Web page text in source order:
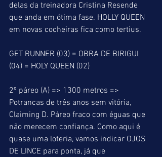
delas da treinadora Cristina Resende
que anda em ótima fase. HOLLY QUEEN
em novas cocheiras fica como tertius.
GET RUNNER (03) = OBRA DE BIRIGUI
(04) = HOLY QUEEN (02)
2º páreo (A) => 1300 metros =>
Potrancas de três anos sem vitória,
Claiming D. Páreo fraco com éguas que
não merecem confiança. Como aqui é
quase uma loteria, vamos indicar OJOS
DE LINCE para ponta, já que